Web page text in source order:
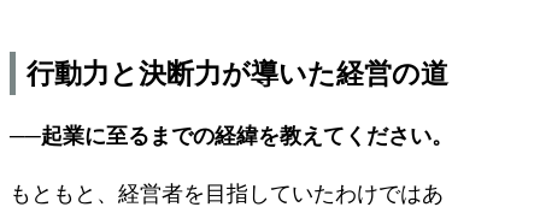
行動力と決断力が導いた経営の道
──起業に至るまでの経緯を教えてください。
もともと、経営者を目指していたわけではあ